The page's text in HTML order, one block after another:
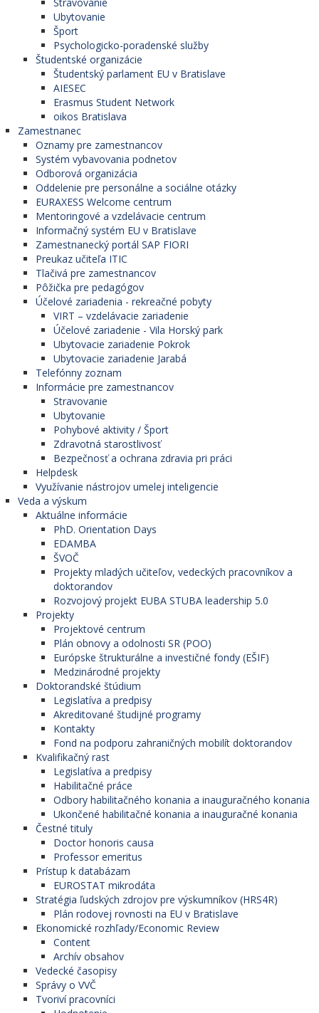
Ubytovanie
Šport
Psychologicko-poradenské služby
Študentské organizácie
Študentský parlament EU v Bratislave
AIESEC
Erasmus Student Network
oikos Bratislava
Zamestnanec
Oznamy pre zamestnancov
Systém vybavovania podnetov
Odborová organizácia
Oddelenie pre personálne a sociálne otázky
EURAXESS Welcome centrum
Mentoringové a vzdelávacie centrum
Informačný systém EU v Bratislave
Zamestnanecký portál SAP FIORI
Preukaz učiteľa ITIC
Tlačivá pre zamestnancov
Pôžička pre pedagógov
Účelové zariadenia - rekreačné pobyty
VIRT – vzdelávacie zariadenie
Účelové zariadenie - Vila Horský park
Ubytovacie zariadenie Pokrok
Ubytovacie zariadenie Jarabá
Telefónny zoznam
Informácie pre zamestnancov
Stravovanie
Ubytovanie
Pohybové aktivity / Šport
Zdravotná starostlivosť
Bezpečnosť a ochrana zdravia pri práci
Helpdesk
Využívanie nástrojov umelej inteligencie
Veda a výskum
Aktuálne informácie
PhD. Orientation Days
EDAMBA
ŠVOČ
Projekty mladých učiteľov, vedeckých pracovníkov a
doktorandov
Rozvojový projekt EUBA STUBA leadership 5.0
Projekty
Projektové centrum
Plán obnovy a odolnosti SR (POO)
Európske štrukturálne a investičné fondy (EŠIF)
Medzinárodné projekty
Doktorandské štúdium
Legislatíva a predpisy
Akreditované študijné programy
Kontakty
Fond na podporu zahraničných mobilít doktorandov
Kvalifikačný rast
Legislatíva a predpisy
Habilitačné práce
Odbory habilitačného konania a inauguračného konania
Ukončené habilitačné konania a inauguračné konania
Čestné tituly
Doctor honoris causa
Professor emeritus
Prístup k databázam
EUROSTAT mikrodáta
Stratégia ľudských zdrojov pre výskumníkov (HRS4R)
Plán rodovej rovnosti na EU v Bratislave
Ekonomické rozhľady/Economic Review
Content
Archív obsahov
Vedecké časopisy
Správy o VVČ
Tvoriví pracovníci